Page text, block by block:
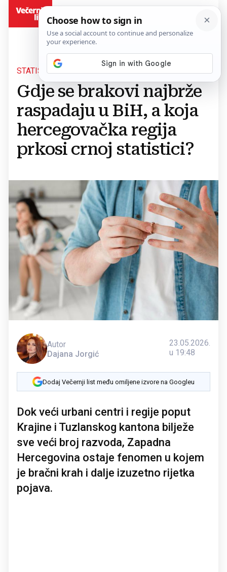
STATISTIKA BRAČNE (NE)STABILNOSTI
Gdje se brakovi najbrže
raspadaju u BiH, a koja
hercegovačka regija
prkosi crnoj statistici?
Autor
Dajana Jorgić
23.05.2026.
u 19:48
Dodaj Večernji list među omiljene izvore na Googleu
Dok veći urbani centri i regije poput
Krajine i Tuzlanskog kantona bilježe
sve veći broj razvoda, Zapadna
Hercegovina ostaje fenomen u kojem
je bračni krah i dalje izuzetno rijetka
pojava.